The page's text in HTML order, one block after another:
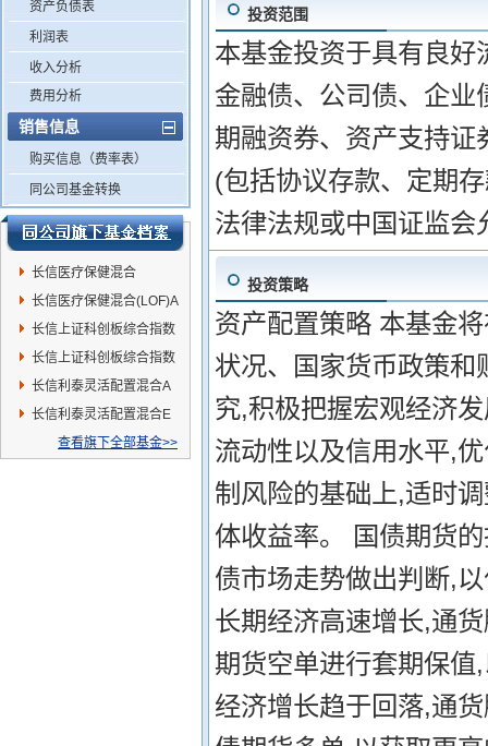
资产负债表
利润表
收入分析
费用分析
销售信息
购买信息（费率表）
同公司基金转换
长信医疗保健混合
(LOF)C
长信医疗保健混合(LOF)A
长信上证科创板综合指数
增强A
长信上证科创板综合指数
增强C
长信利泰灵活配置混合A
长信利泰灵活配置混合E
查看旗下全部基金>>
投资范围
本基金投资于具有良
金融债、公司债、企
期融资券、资产支持
(包括协议存款、定期
法律法规或中国证监
投资策略
资产配置策略 本基金
状况、国家货币政策
究,积极把握宏观经济
流动性以及信用水平,
制风险的基础上,适时
体收益率。 国债期货
债市场走势做出判断,
长期经济高速增长,通
期货空单进行套期保
经济增长趋于回落,通